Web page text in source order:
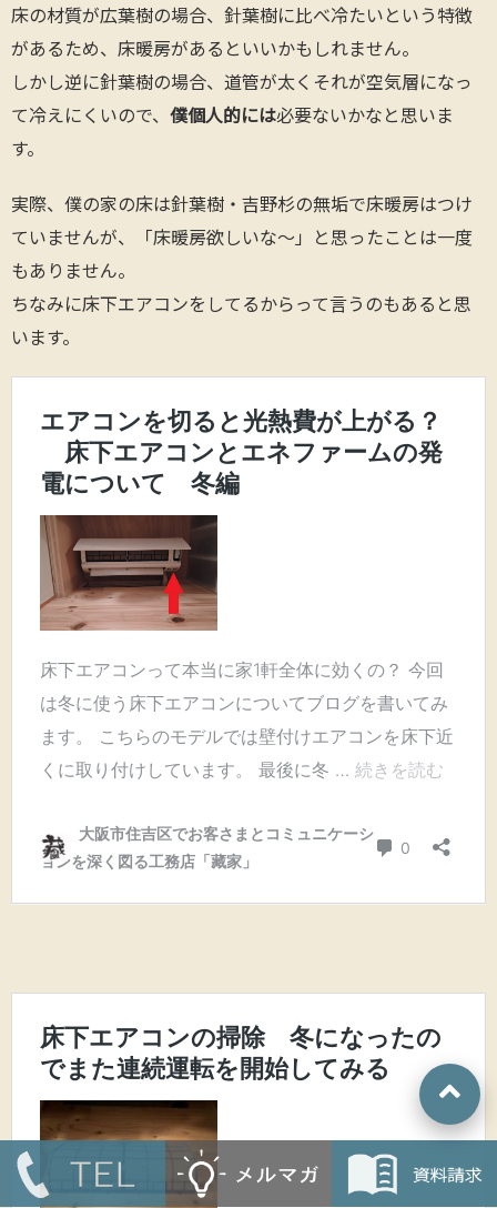
床の材質が広葉樹の場合、針葉樹に比べ冷たいという特徴
があるため、床暖房があるといいかもしれません。
しかし逆に針葉樹の場合、道管が太くそれが空気層になっ
て冷えにくいので、 僕個人的には必要ないかなと思いま
す。
実際、僕の家の床は針葉樹・吉野杉の無垢で床暖房はつけ
ていませんが、「床暖房欲しいな～」と思ったことは一度
もありません。
ちなみに床下エアコンをしてるからって言うのもあると思
います。